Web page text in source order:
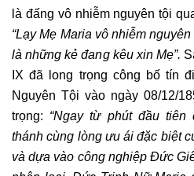
là đấng vô nhiễm nguyên tội
“Lạy Mẹ Maria vô nhiễm
là những kẻ đang kêu xin Mẹ”.
IX đã long trọng công bố tín
Nguyên Tội vào ngày 08/12/
trọng: “Ngay từ phút đầu
thánh cùng lòng ưu ái đặc biệt
và dựa vào công nghiệp Đức